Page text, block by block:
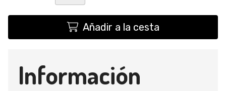
Añadir a la cesta
Información